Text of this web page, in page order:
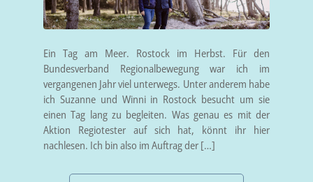
Ein Tag am Meer. Rostock im Herbst. Für den
Bundesverband Regionalbewegung war ich im
vergangenen Jahr viel unterwegs. Unter anderem habe
ich Suzanne und Winni in Rostock besucht um sie
einen Tag lang zu begleiten. Was genau es mit der
Aktion Regiotester auf sich hat, könnt ihr hier
nachlesen. Ich bin also im Auftrag der […]